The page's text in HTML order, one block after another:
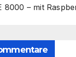
8000 – mit